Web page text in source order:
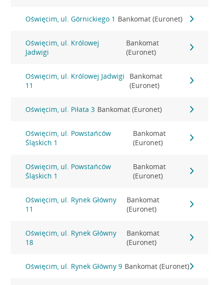
Oświęcim, ul. Górnickiego 1 Bankomat (Euronet)
Oświęcim, ul. Królowej
Jadwigi
Bankomat
(Euronet)
Oświęcim, ul. Królowej Jadwigi
11
Bankomat
(Euronet)
Oświęcim, ul. Piłata 3 Bankomat (Euronet)
Oświęcim, ul. Powstańców
Śląskich 1
Bankomat
(Euronet)
Oświęcim, ul. Powstańców
Śląskich 1
Bankomat
(Euronet)
Oświęcim, ul. Rynek Główny
11
Bankomat
(Euronet)
Oświęcim, ul. Rynek Główny
18
Bankomat
(Euronet)
Oświęcim, ul. Rynek Główny 9 Bankomat (Euronet)